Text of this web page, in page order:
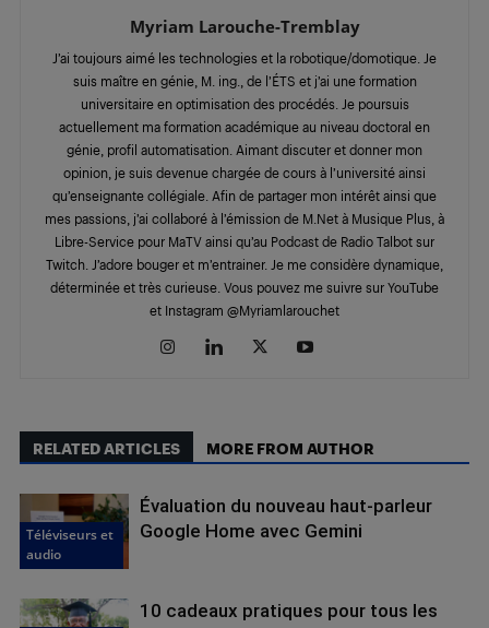
Myriam Larouche-Tremblay
J’ai toujours aimé les technologies et la robotique/domotique. Je
suis maître en génie, M. ing., de l’ÉTS et j’ai une formation
universitaire en optimisation des procédés. Je poursuis
actuellement ma formation académique au niveau doctoral en
génie, profil automatisation. Aimant discuter et donner mon
opinion, je suis devenue chargée de cours à l’université ainsi
qu’enseignante collégiale. Afin de partager mon intérêt ainsi que
mes passions, j’ai collaboré à l’émission de M.Net à Musique Plus, à
Libre-Service pour MaTV ainsi qu’au Podcast de Radio Talbot sur
Twitch. J’adore bouger et m’entrainer. Je me considère dynamique,
déterminée et très curieuse. Vous pouvez me suivre sur YouTube
et Instagram @Myriamlarouchet
RELATED ARTICLES MORE FROM AUTHOR
Téléviseurs et
audio
Évaluation du nouveau haut-parleur
Google Home avec Gemini
10 cadeaux pratiques pour tous les